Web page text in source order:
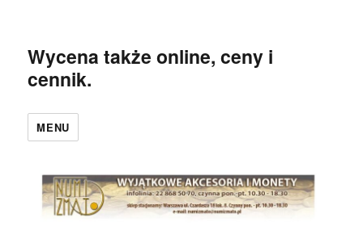
Wycena także online, ceny i
cennik.
MENU